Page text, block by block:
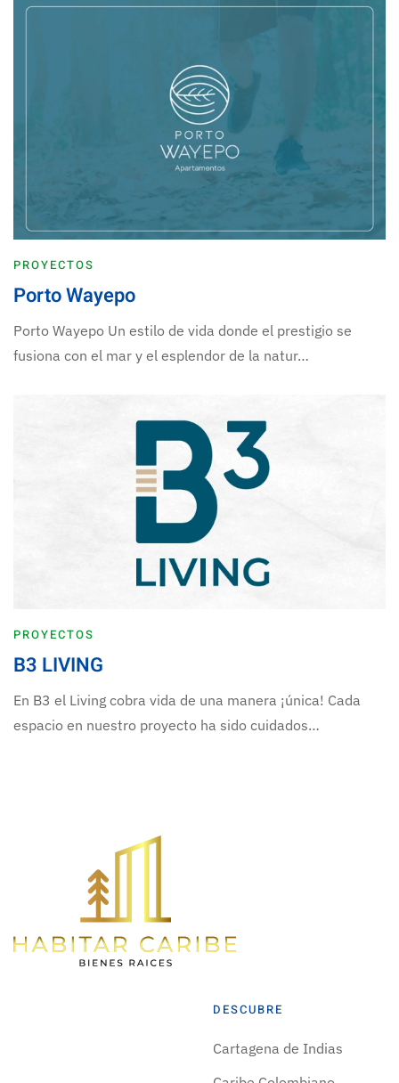
PROYECTOS
Porto Wayepo
Porto Wayepo Un estilo de vida donde el prestigio se
fusiona con el mar y el esplendor de la natur…
PROYECTOS
B3 LIVING
En B3 el Living cobra vida de una manera ¡única! Cada
espacio en nuestro proyecto ha sido cuidados…
DESCUBRE
Cartagena de Indias